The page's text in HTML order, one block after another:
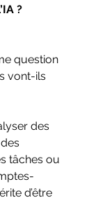
?
question
vont-ils
des
tâches ou
d’être